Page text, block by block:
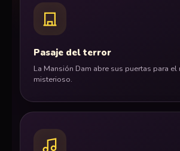
Pasaje del terror
La Mansión Dam abre sus puertas para
misterioso.